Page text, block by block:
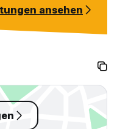
ansehen